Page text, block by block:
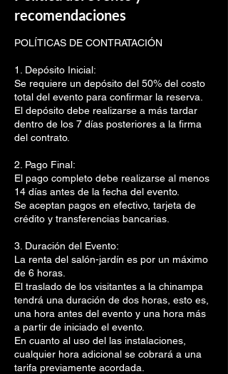
recomendaciones
POLÍTICAS DE CONTRATACIÓN
1. Depósito Inicial:
Se requiere un depósito del 50% del costo
total del evento para confirmar la reserva.
El depósito debe realizarse a más tardar
dentro de los 7 días posteriores a la firma
del contrato.
2. Pago Final:
El pago completo debe realizarse al menos
14 días antes de la fecha del evento.
Se aceptan pagos en efectivo, tarjeta de
crédito y transferencias bancarias.
3. Duración del Evento:
La renta del salón-jardín es por un máximo
de 6 horas.
El traslado de los visitantes a la chinampa
tendrá una duración de dos horas, esto es,
una hora antes del evento y una hora más
a partir de iniciado el evento.
En cuanto al uso del las instalaciones,
cualquier hora adicional se cobrará a una
tarifa previamente acordada.